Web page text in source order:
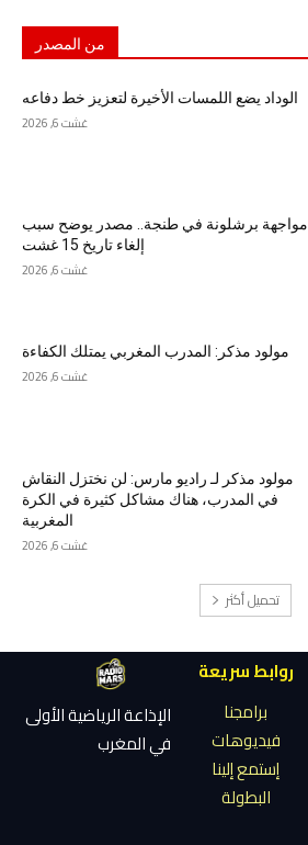
من المصدر
الوداد يضع اللمسات الأخيرة لتعزيز خط دفاعه
غشت 6, 2026
مواجهة برشلونة في طنجة.. مصدر يوضح سبب
إلغاء تاريخ 15 غشت
غشت 6, 2026
مولود مذكر: المدرب المغربي يمتلك الكفاءة
غشت 6, 2026
مولود مذكر لـ راديو مارس: لن نختزل النقاش
في المدرب، هناك مشاكل كثيرة في الكرة
المغربية
غشت 6, 2026
تحميل أكثر
روابط سريعة
برامجنا
فيديوهات
إستمع إلينا
البطولة
الإذاعة الرياضية الأولى
في المغرب